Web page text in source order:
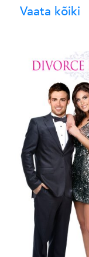
Vaata kõiki